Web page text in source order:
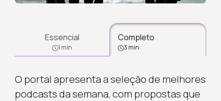
Essencial
1 min
Completo
3 min
O portal apresenta a seleção de melhores
podcasts da semana, com propostas que